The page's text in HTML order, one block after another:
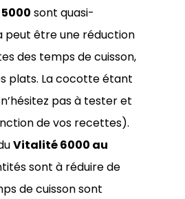
sont quasi-
peut être une réduction
des temps de cuisson,
plats. La cocotte étant
pas à tester et
de vos recettes).
Vitalité 6000 au
sont à réduire de
de cuisson sont